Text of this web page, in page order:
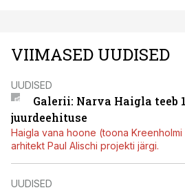
VIIMASED UUDISED
UUDISED
Galerii: Narva Haigla teeb
juurdeehituse
Haigla vana hoone (toona Kreenholmi
arhitekt Paul Alischi projekti järgi.
UUDISED